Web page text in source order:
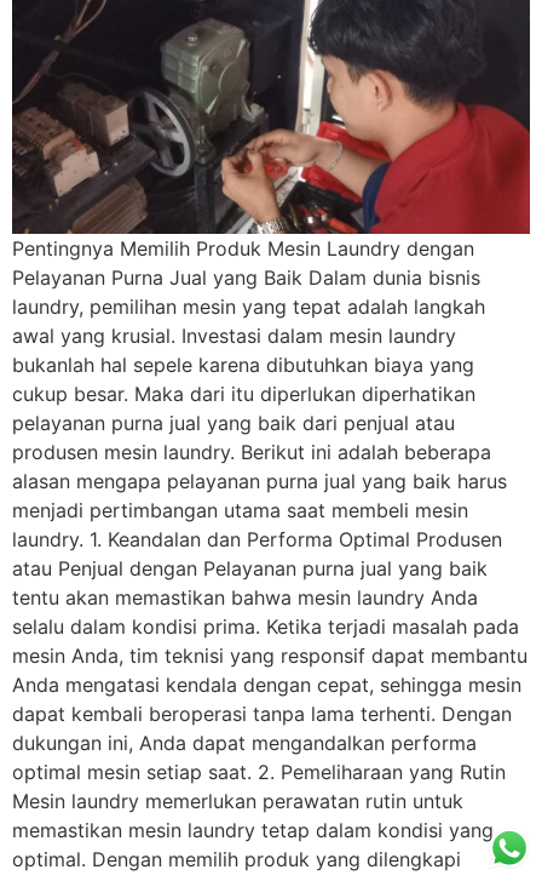
Pentingnya Memilih Produk Mesin Laundry dengan
Pelayanan Purna Jual yang Baik Dalam dunia bisnis
laundry, pemilihan mesin yang tepat adalah langkah
awal yang krusial. Investasi dalam mesin laundry
bukanlah hal sepele karena dibutuhkan biaya yang
cukup besar. Maka dari itu diperlukan diperhatikan
pelayanan purna jual yang baik dari penjual atau
produsen mesin laundry. Berikut ini adalah beberapa
alasan mengapa pelayanan purna jual yang baik harus
menjadi pertimbangan utama saat membeli mesin
laundry. 1. Keandalan dan Performa Optimal Produsen
atau Penjual dengan Pelayanan purna jual yang baik
tentu akan memastikan bahwa mesin laundry Anda
selalu dalam kondisi prima. Ketika terjadi masalah pada
mesin Anda, tim teknisi yang responsif dapat membantu
Anda mengatasi kendala dengan cepat, sehingga mesin
dapat kembali beroperasi tanpa lama terhenti. Dengan
dukungan ini, Anda dapat mengandalkan performa
optimal mesin setiap saat. 2. Pemeliharaan yang Rutin
Mesin laundry memerlukan perawatan rutin untuk
memastikan mesin laundry tetap dalam kondisi yang
optimal. Dengan memilih produk yang dilengkapi